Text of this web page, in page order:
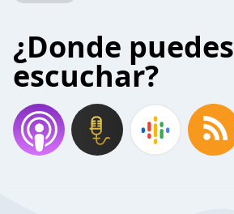
¿Donde puedes
escuchar?